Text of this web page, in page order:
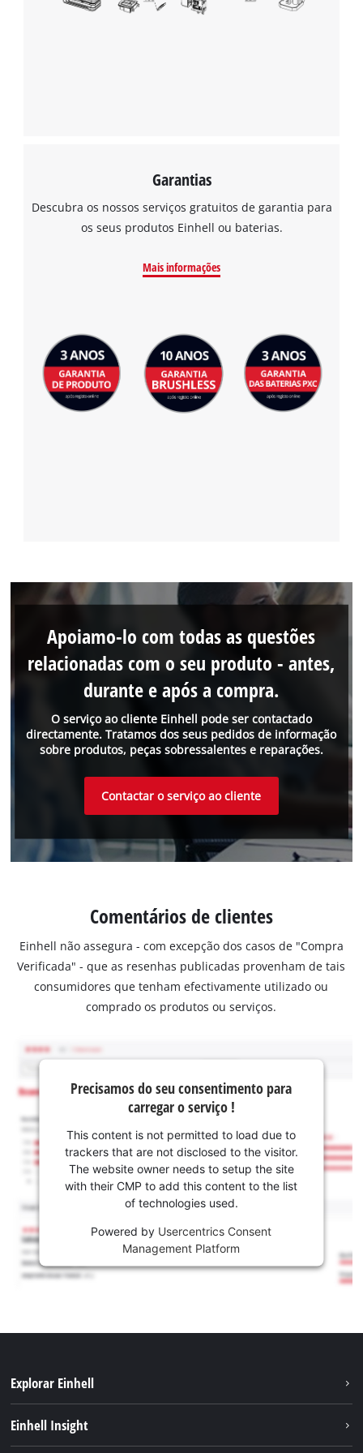
Garantias
Descubra os nossos serviços gratuitos de garantia para
os seus produtos Einhell ou baterias.
Mais informações
O serviço ao cliente Einhell pode ser contactado
directamente. Tratamos dos seus pedidos de informação
sobre produtos, peças sobressalentes e reparações.
Apoiamo-lo com todas as questões
relacionadas com o seu produto - antes,
durante e após a compra.
Contactar o serviço ao cliente
Comentários de clientes
Einhell não assegura - com excepção dos casos de "Compra
Verificada" - que as resenhas publicadas provenham de tais
consumidores que tenham efectivamente utilizado ou
comprado os produtos ou serviços.
Precisamos do seu consentimento para
carregar o serviço !
This content is not permitted to load due to
trackers that are not disclosed to the visitor.
The website owner needs to setup the site
with their CMP to add this content to the list
of technologies used.
Powered by Usercentrics Consent
Management Platform
Explorar Einhell
Einhell Insight